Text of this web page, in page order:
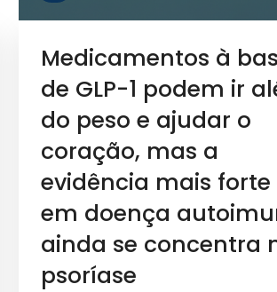
Medicamentos à
de GLP-1 podem ir
do peso e ajudar o
coração, mas a
evidência mais forte
em doença
ainda se concentra
psoríase